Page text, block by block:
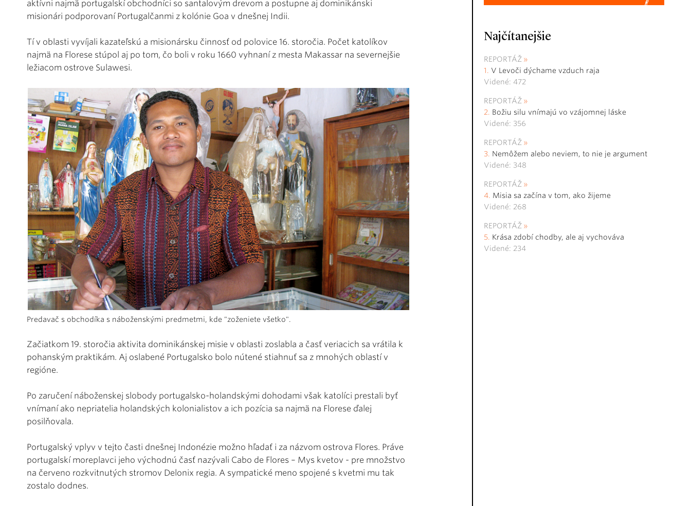
aktívni najmä portugalskí obchodníci so santalovým drevom a postupne aj dominikánski
misionári podporovaní Portugalčanmi z kolónie Goa v dnešnej Indii.
Tí v oblasti vyvíjali kazateľskú a misionársku činnosť od polovice 16. storočia. Počet katolíkov
najmä na Florese stúpol aj po tom, čo boli v roku 1660 vyhnaní z mesta Makassar na severnejšie
ležiacom ostrove Sulawesi.
Predavač s obchodíka s náboženskými predmetmi, kde "zoženiete všetko".
Začiatkom 19. storočia aktivita dominikánskej misie v oblasti zoslabla a časť veriacich sa vrátila k
pohanským praktikám. Aj oslabené Portugalsko bolo nútené stiahnuť sa z mnohých oblastí v
regióne.
Po zaručení náboženskej slobody portugalsko-holandskými dohodami však katolíci prestali byť
vnímaní ako nepriatelia holandských kolonialistov a ich pozícia sa najmä na Florese ďalej
posilňovala.
Portugalský vplyv v tejto časti dnešnej Indonézie možno hľadať i za názvom ostrova Flores. Práve
portugalskí moreplavci jeho východnú časť nazývali Cabo de Flores – Mys kvetov - pre množstvo
na červeno rozkvitnutých stromov Delonix regia. A sympatické meno spojené s kvetmi mu tak
zostalo dodnes.
Najčítanejšie
REPORTÁŽ
V Levoči dýchame vzduch raja
Videné: 472
REPORTÁŽ
Božiu silu vnímajú vo vzájomnej láske
Videné: 356
REPORTÁŽ
Nemôžem alebo neviem, to nie je argument
Videné: 348
REPORTÁŽ
Misia sa začína v tom, ako žijeme
Videné: 268
REPORTÁŽ
Krása zdobí chodby, ale aj vychováva
Videné: 234